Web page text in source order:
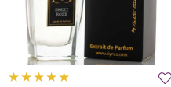
★★★★★